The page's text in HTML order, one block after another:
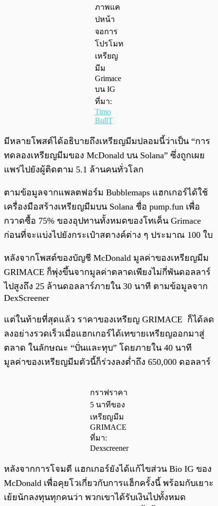
ภาพแค
ปหน้า
จอการ
โปรโมท
เหรียญ
มีม
Grimace
บน IG
ที่มา:
Timo
BullT
มีหลายโพสต์ได้อธิบายถึงเหรียญมีมปลอมนี้ว่าเป็น “การ
ทดลองเหรียญมีมของ McDonald บน Solana” ซึ่งถูกเผย
แพร่ไปยังผู้ติดตาม 5.1 ล้านคนทั่วโลก
ตามข้อมูลจากแพลตฟอร์ม Bubblemaps แฮกเกอร์ได้ใช้
เครื่องมือสร้างเหรียญมีมบน Solana ชื่อ pump.fun เพื่อ
กวาดซื้อ 75% ของอุปทานทั้งหมดของโทเค็น Grimace
ก่อนที่จะแบ่งไปยังกระเป๋าสตางค์ต่าง ๆ ประมาณ 100 ใบ
หลังจากโพสต์ของบัญชี McDonald มูลค่าของเหรียญมีม
GRIMACE ก็พุ่งขึ้นจากมูลค่าตลาดเพียงไม่กี่พันดอลลาร์
ไปสูงถึง 25 ล้านดอลลาร์ภายใน 30 นาที ตามข้อมูลจาก
DexScreener
แต่ในท้ายที่สุดแล้ว ราคาของเหรียญ GRIMACE ก็ได้ลด
ลงอย่างรวดเร็วเมื่อแฮกเกอร์ได้เทขายเหรียญออกมาสู่
ตลาด ในลักษณะ “ปั่นและทุบ” โดยภายใน 40 นาที
มูลค่าของเหรียญมีมตัวนี้ก็ร่วงลงต่ำถึง 650,000 ดอลลาร์
กราฟราคา
5 นาทีของ
เหรียญมีม
GRIMACE
ที่มา:
Dexscreener
หลังจากการโจมตี แฮกเกอร์ยังได้แก้ไขส่วน Bio IG ของ
McDonald เพื่อคุยโวเกี่ยวกับการแฮ็กครั้งนี้ พร้อมกับเยาะ
เย้ยนักลงทุนทุกคนว่า พวกเขาได้รับเงินไปทั้งหมด